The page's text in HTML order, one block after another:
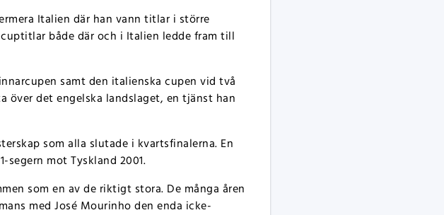
Italien där han vann titlar i större
både där och i Italien ledde fram till
samt den italienska cupen vid två
över det engelska landslaget, en tjänst han
som alla slutade i kvartsfinalerna. En
segern mot Tyskland 2001.
som en av de riktigt stora. De många åren
med José Mourinho den enda icke-